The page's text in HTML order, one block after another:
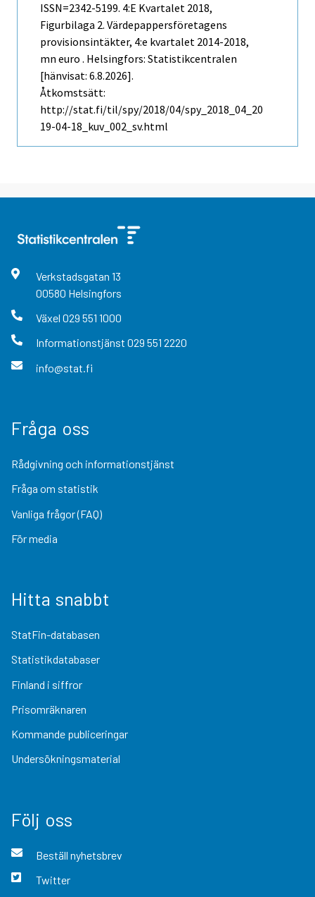
ISSN=2342-5199. 4:e Kvartalet 2018,
Figurbilaga 2. Värdepappersföretagens
provisionsintäkter, 4:e kvartalet 2014-2018,
mn euro . Helsingfors: Statistikcentralen
[hänvisat: 6.8.2026].
Åtkomstsätt:
http://stat.fi/til/spy/2018/04/spy_2018_04_20
19-04-18_kuv_002_sv.html
Verkstadsgatan 13
00580 Helsingfors
Växel 029 551 1000
Informationstjänst 029 551 2220
info@stat.fi
Fråga oss
Rådgivning och informationstjänst
Fråga om statistik
Vanliga frågor (FAQ)
För media
Hitta snabbt
StatFin-databasen
Statistikdatabaser
Finland i siffror
Prisomräknaren
Kommande publiceringar
Undersökningsmaterial
Följ oss
Beställ nyhetsbrev
Twitter